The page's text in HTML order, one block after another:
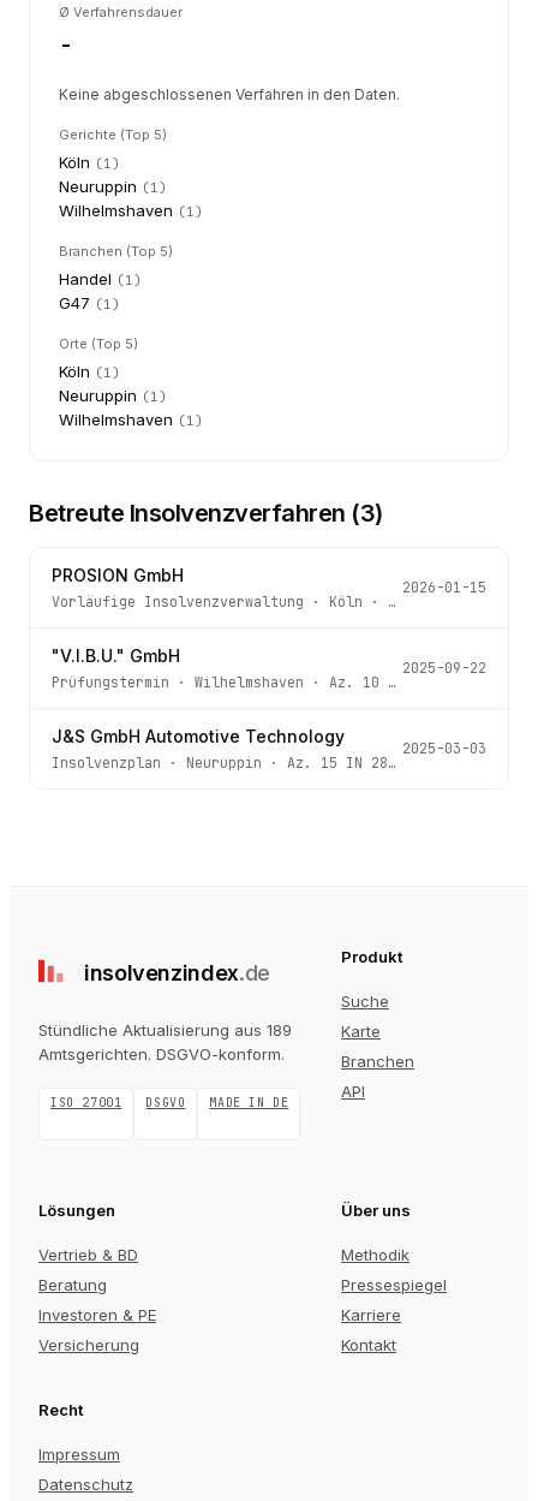
Ø Verfahrensdauer
-
Keine abgeschlossenen Verfahren in den Daten.
Gerichte (Top 5)
Köln (1)
Neuruppin (1)
Wilhelmshaven (1)
Branchen (Top 5)
Handel (1)
G47 (1)
Orte (Top 5)
Köln (1)
Neuruppin (1)
Wilhelmshaven (1)
Betreute Insolvenzverfahren (3)
PROSION GmbH
Vorläufige Insolvenzverwaltung · Köln · Az.
2026-01-15
"V.I.B.U." GmbH
Prüfungstermin · Wilhelmshaven · Az. 10 IN 85/25
2025-09-22
J&S GmbH Automotive Technology
Insolvenzplan · Neuruppin · Az. 15 IN 282/24
2025-03-03
insolvenzindex.de
Stündliche Aktualisierung aus 189
Amtsgerichten. DSGVO-konform.
ISO 27001 DSGVO MADE IN DE
Produkt
Suche
Karte
Branchen
API
Lösungen
Vertrieb & BD
Beratung
Investoren & PE
Versicherung
Über uns
Methodik
Pressespiegel
Karriere
Kontakt
Recht
Impressum
Datenschutz